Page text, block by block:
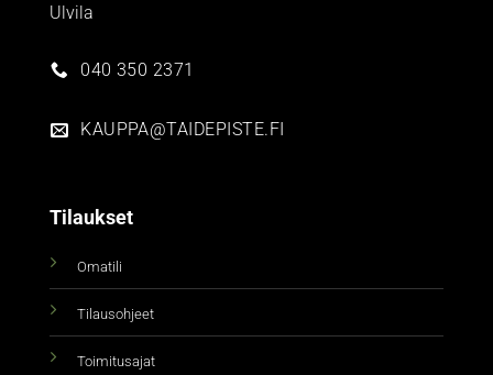
Ulvila
040 350 2371
KAUPPA@TAIDEPISTE.FI
Tilaukset
Omatili
Tilausohjeet
Toimitusajat